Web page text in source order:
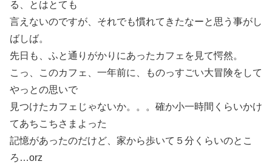
る、とはとても
言えないのですが、それでも慣れてきたなーと思う事がし
ばしば。
先日も、ふと通りがかりにあったカフェを見て愕然。
こっ、このカフェ、一年前に、ものっすごい大冒険をして
やっとの思いで
見つけたカフェじゃないか。。。確か小一時間くらいかけ
てあちこちさまよった
記憶があったのだけど、家から歩いて５分くらいのとこ
ろ…orz